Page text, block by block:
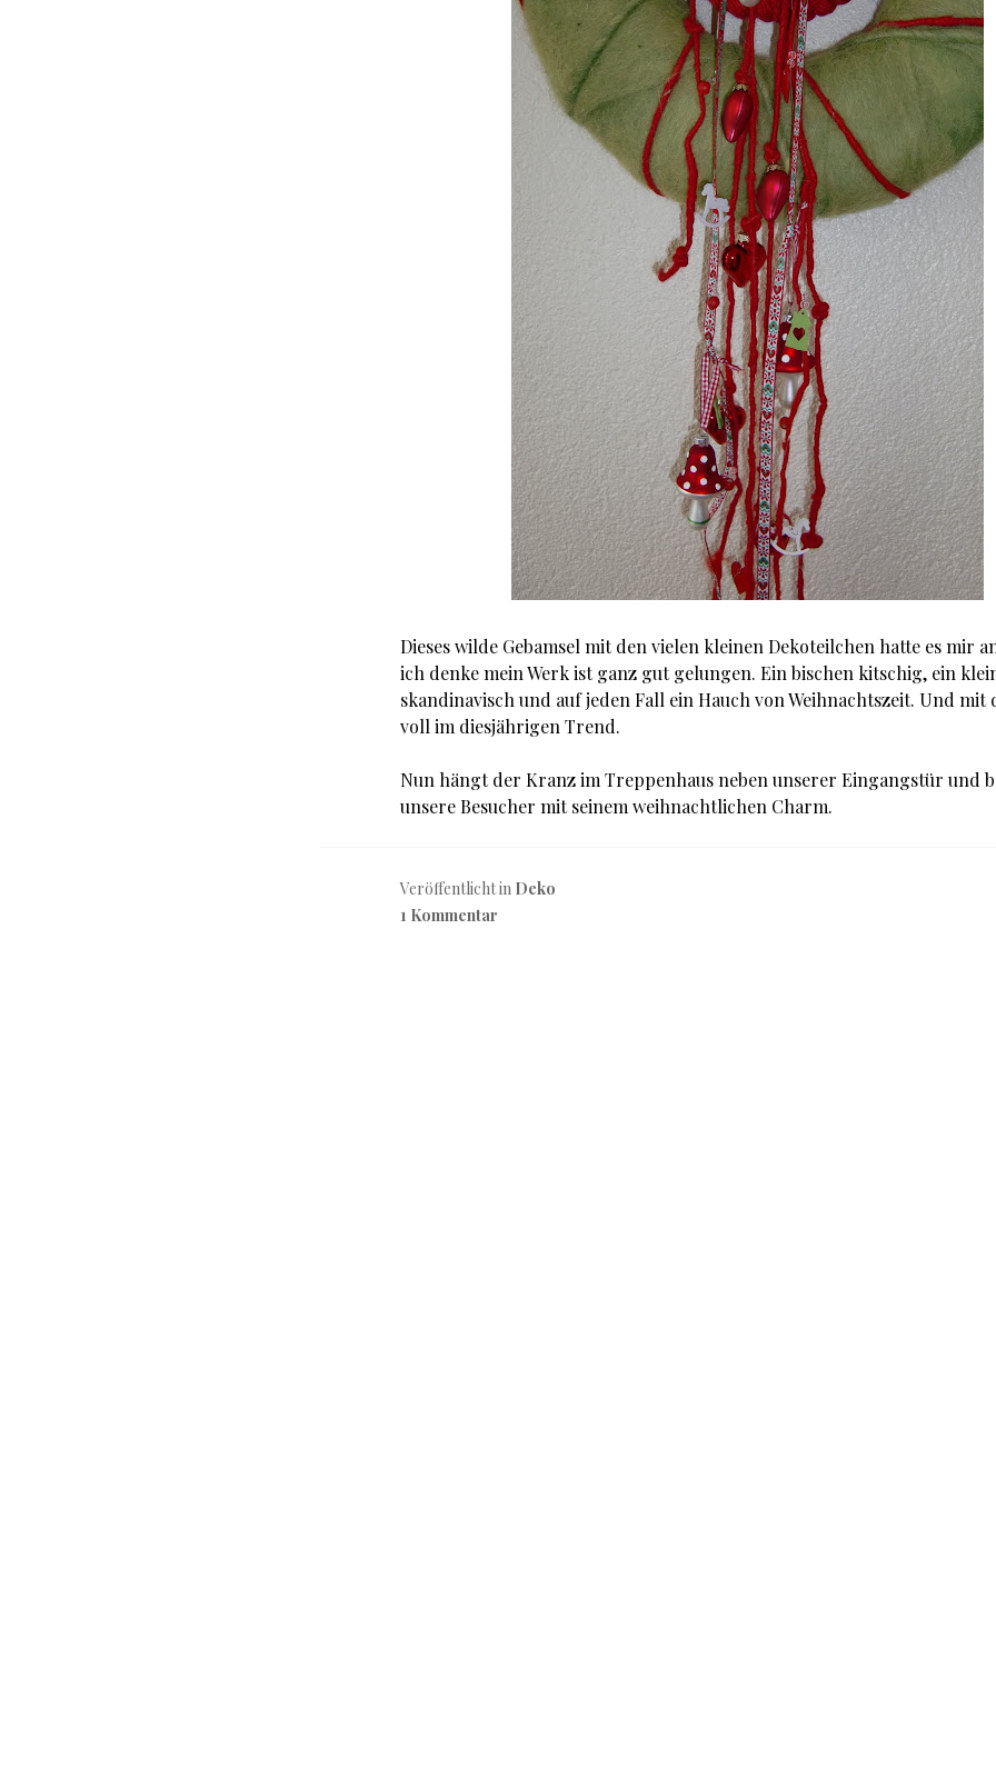
Dieses wilde Gebamsel mit den vielen kleinen Dekoteilchen hatte es mir
ich denke mein Werk ist ganz gut gelungen. Ein bischen kitschig, ein
skandinavisch und auf jeden Fall ein Hauch von Weihnachtszeit. Und mit
voll im diesjährigen Trend.
Nun hängt der Kranz im Treppenhaus neben unserer Eingangstür und
unsere Besucher mit seinem weihnachtlichen Charm.
Veröffentlicht in Deko
1 Kommentar